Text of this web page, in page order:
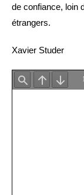
de confiance, loin
étrangers.
Xavier Studer